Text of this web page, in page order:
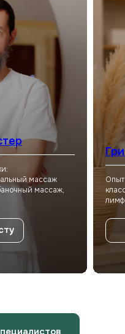
массаж
массаж,